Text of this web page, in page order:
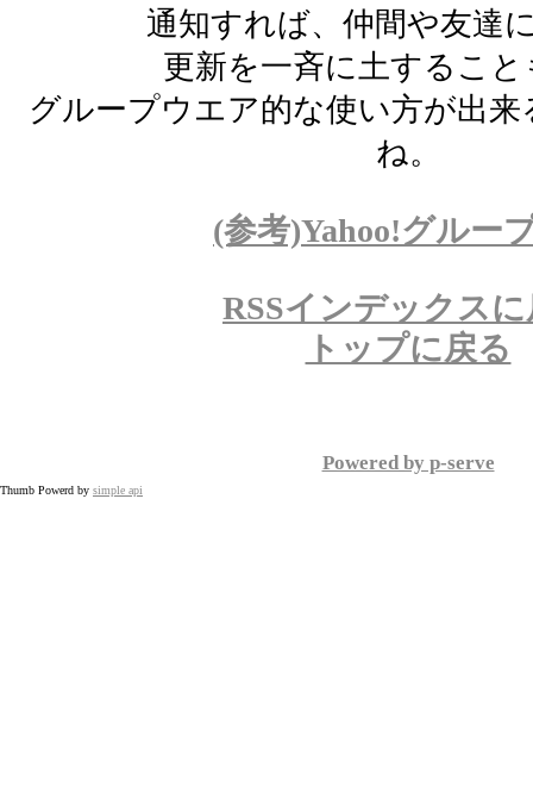
通知すれば、仲間や友達
更新を一斉に土すること
グループウエア的な使い方が出
ね。
(参考)Yahoo!グルー
RSSインデックス
トップに戻る
Powered by p-serve
Thumb Powerd by simple api